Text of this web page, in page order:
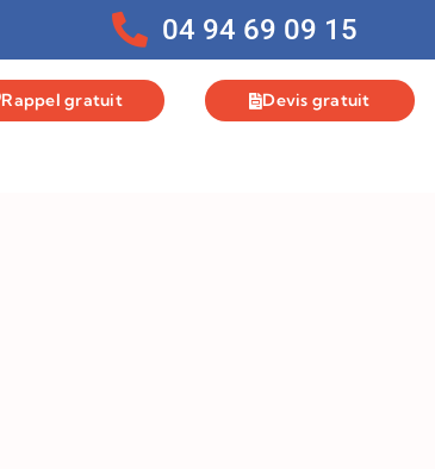
04 94 69 09 15
Rappel gratuit Devis gratuit